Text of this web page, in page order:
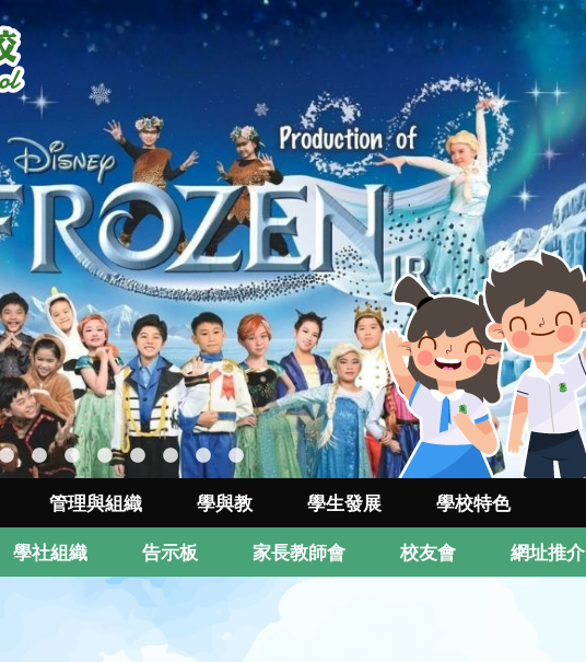
管理與組織 學與教 學生發展 學校特色
學社組織 告示板 家長教師會 校友會 網址推介